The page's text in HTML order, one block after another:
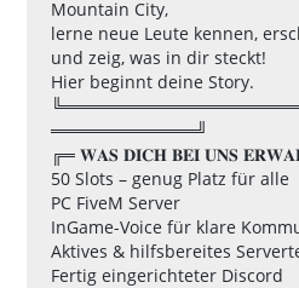
Mountain City,
lerne neue Leute kennen,
und zeig, was in dir steckt!
Hier beginnt deine Story.
════════════╝
╔═ 𝐖𝐀𝐒 𝐃𝐈𝐂𝐇 𝐁𝐄𝐈 𝐔𝐍𝐒
50 Slots – genug Platz für alle
PC FiveM Server
InGame-Voice für klare
Aktives & hilfsbereites
Fertig eingerichteter Discord